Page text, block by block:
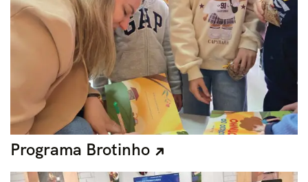
Programa Brotinho